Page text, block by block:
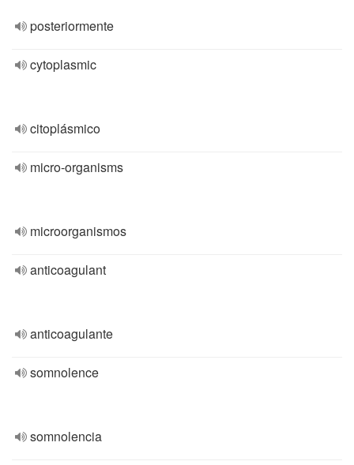
posteriormente
cytoplasmic
citoplásmico
micro-organisms
microorganismos
anticoagulant
anticoagulante
somnolence
somnolencia